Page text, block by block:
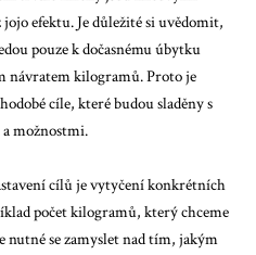
efektu. Je důležité si uvědomit,
pouze k dočasnému úbytku
návratem kilogramů. Proto je
cíle, které budou sladěny s
možnostmi.
cílů je vytyčení konkrétních
počet kilogramů, který chceme
nutné se zamyslet nad tím, jakým